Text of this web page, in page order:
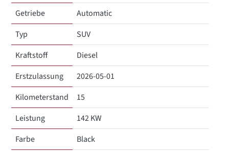
Getriebe
Automatic
Typ
SUV
Kraftstoff
Diesel
Erstzulassung
2026-05-01
Kilometerstand
15
Leistung
142 KW
Farbe
Black